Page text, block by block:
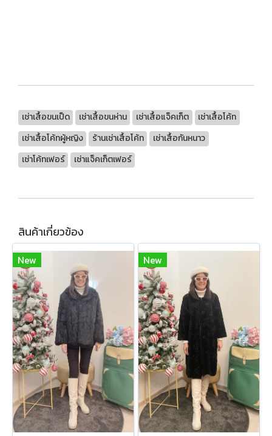
เช่าเสื้อขนเป็ด เช่าเสื้อขนห่าน เช่าเสื้อแจ็คเก็ต
เช่าเสื้อโค้ท
เช่าเสื้อโค้ทผู้หญิง
ร้านเช่าเสื้อโค้ท
เช่าเสื้อกันหนาว
เช่าโค้ทเฟอร์
เช่าแจ็คเก็ตเฟอร์
สินค้าเกี่ยวข้อง
New New